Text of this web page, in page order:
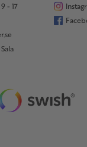
- 17